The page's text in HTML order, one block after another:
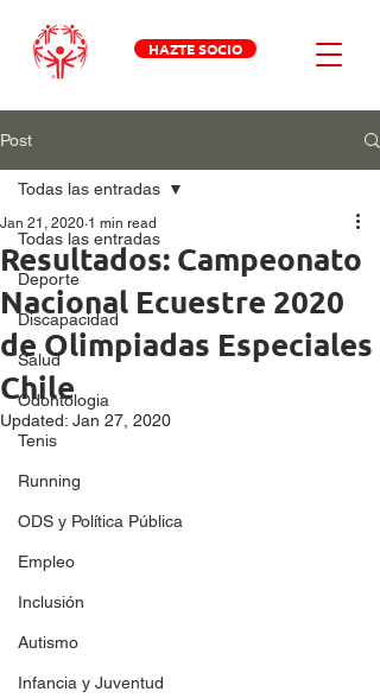
HAZTE SOCIO
Post
Todas las entradas
Deporte
Discapacidad
Salud
Odontologia
Tenis
Running
ODS y Política Pública
Empleo
Inclusión
Autismo
Infancia y Juventud
Todas las entradas
Resultados: Campeonato
Nacional Ecuestre 2020
de Olimpiadas Especiales
Chile
Jan 21, 2020 1 min read
Updated: Jan 27, 2020